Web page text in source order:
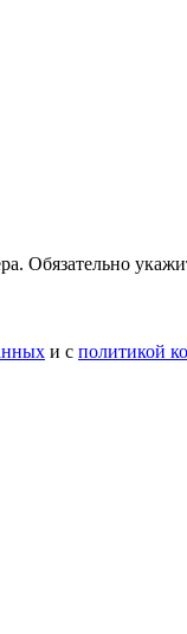
Обязательно
и с политикой